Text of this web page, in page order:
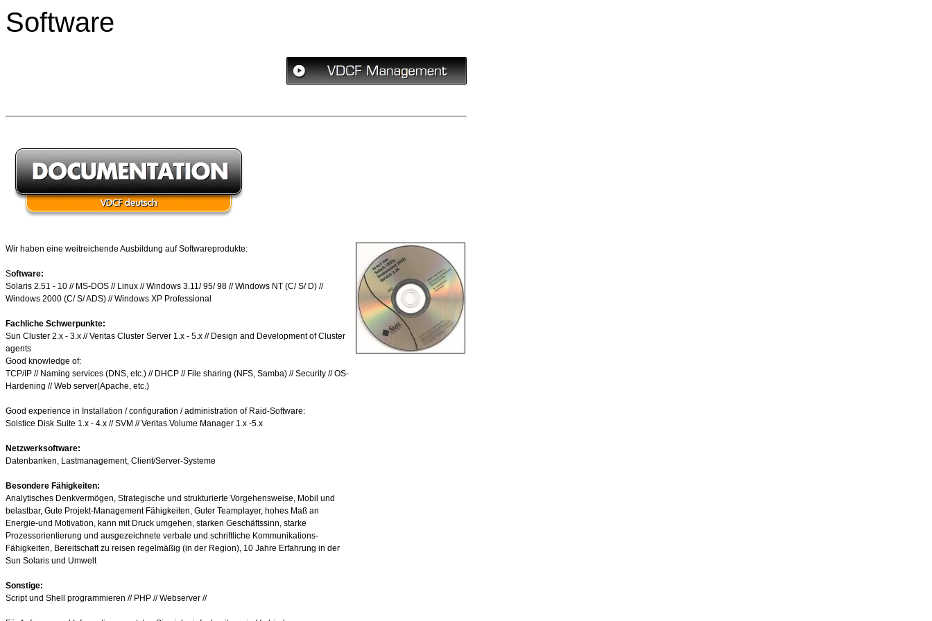
Software
Wir haben eine weitreichende Ausbildung auf Softwareprodukte:
Software:
Solaris 2.51 - 10 // MS-DOS // Linux // Windows 3.11/ 95/ 98 // Windows NT (C/ S/ D) //
Windows 2000 (C/ S/ ADS) // Windows XP Professional
Fachliche Schwerpunkte:
Sun Cluster 2.x - 3.x // Veritas Cluster Server 1.x - 5.x // Design and Development of Cluster
agents
Good knowledge of:
TCP/IP // Naming services (DNS, etc.) // DHCP // File sharing (NFS, Samba) // Security // OS-
Hardening // Web server(Apache, etc.)
Good experience in Installation / configuration / administration of Raid-Software:
Solstice Disk Suite 1.x - 4.x // SVM // Veritas Volume Manager 1.x -5.x
Netzwerksoftware:
Datenbanken, Lastmanagement, Client/Server-Systeme
Besondere Fähigkeiten:
Analytisches Denkvermögen, Strategische und strukturierte Vorgehensweise, Mobil und
belastbar, Gute Projekt-Management Fähigkeiten, Guter Teamplayer, hohes Maß an
Energie-und Motivation, kann mit Druck umgehen, starken Geschäftssinn, starke
Prozessorientierung und ausgezeichnete verbale und schriftliche Kommunikations-
Fähigkeiten, Bereitschaft zu reisen regelmäßig (in der Region), 10 Jahre Erfahrung in der
Sun Solaris und Umwelt
Sonstige:
Script und Shell programmieren // PHP // Webserver //